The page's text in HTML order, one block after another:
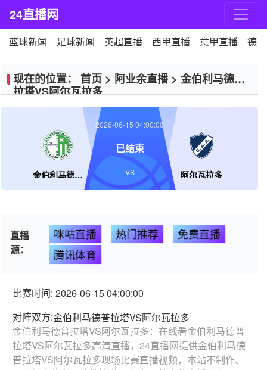
24直播网
篮球新闻 足球新闻 英超直播 西甲直播 意甲直播 德
现在的位置： 首页 > 阿业余直播> 金伯利马德普
拉塔VS阿尔瓦拉多
金伯利马德普拉塔 阿尔瓦拉多
2026-06-15 04:00:00
已结束
VS
直播
源：
咪咕直播 热门推荐 免费直播
腾讯体育
比赛时间: 2026-06-15 04:00:00
对阵双方:金伯利马德普拉塔VS阿尔瓦拉多
金伯利马德普拉塔VS阿尔瓦拉多：在线看金伯利马德普
拉塔VS阿尔瓦拉多高清直播，24直播网提供金伯利马德
普拉塔VS阿尔瓦拉多现场比赛直播视频，本站不制作、